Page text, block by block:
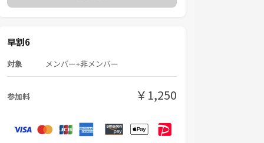
早割6
対象 メンバー+非メンバー
参加料 ￥1,250